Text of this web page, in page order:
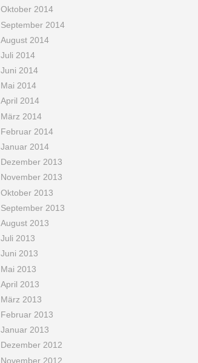
Oktober 2014
September 2014
August 2014
Juli 2014
Juni 2014
Mai 2014
April 2014
März 2014
Februar 2014
Januar 2014
Dezember 2013
November 2013
Oktober 2013
September 2013
August 2013
Juli 2013
Juni 2013
Mai 2013
April 2013
März 2013
Februar 2013
Januar 2013
Dezember 2012
November 2012